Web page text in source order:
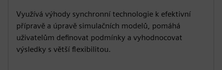
Využívá výhody synchronní technologie k efektivní
přípravě a úpravě simulačních modelů, pomáhá
uživatelům definovat podmínky a vyhodnocovat
výsledky s větší flexibilitou.